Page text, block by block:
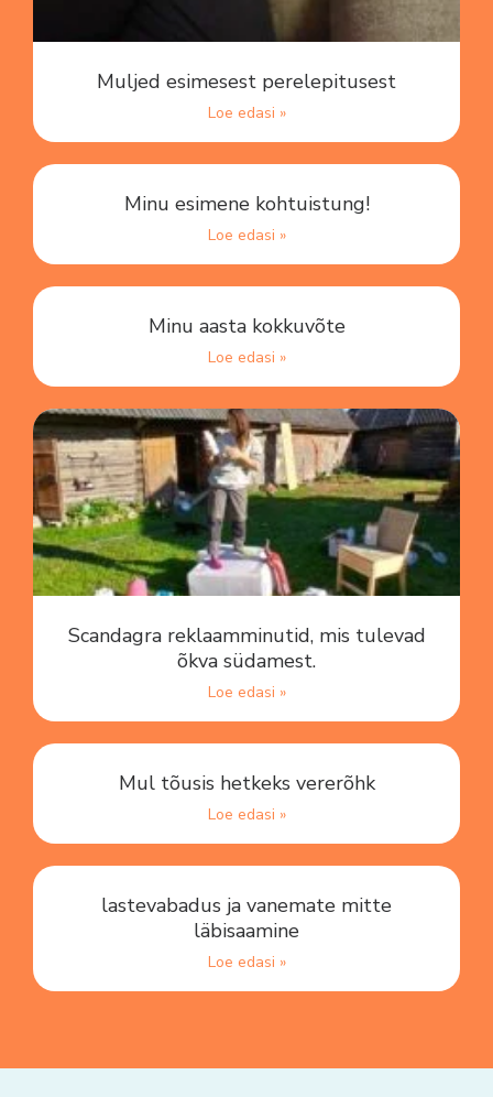
Muljed esimesest perelepitusest
Loe edasi »
Minu esimene kohtuistung!
Loe edasi »
Minu aasta kokkuvõte
Loe edasi »
Scandagra reklaamminutid, mis tulevad
õkva südamest.
Loe edasi »
Mul tõusis hetkeks vererõhk
Loe edasi »
lastevabadus ja vanemate mitte
läbisaamine
Loe edasi »